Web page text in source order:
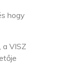
hogy
, a VISZ